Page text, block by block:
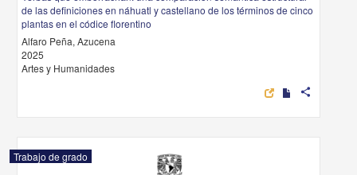
de las definiciones en náhuatl y castellano de los términos de cinco
plantas en el códice florentino
Alfaro Peña, Azucena
2025
Artes y Humanidades
share
Trabajo de grado